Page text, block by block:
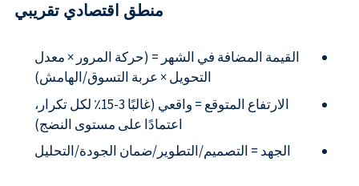
منطق اقتصادي تقريبي
القيمة المضافة في الشهر = (حركة المرور × معدل
التحويل × عربة التسوق/الهامش)
الارتفاع المتوقع = واقعي (غالبًا 3-15٪ لكل تكرار،
اعتمادًا على مستوى النضج)
الجهد = التصميم/التطوير/ضمان الجودة/التحليل